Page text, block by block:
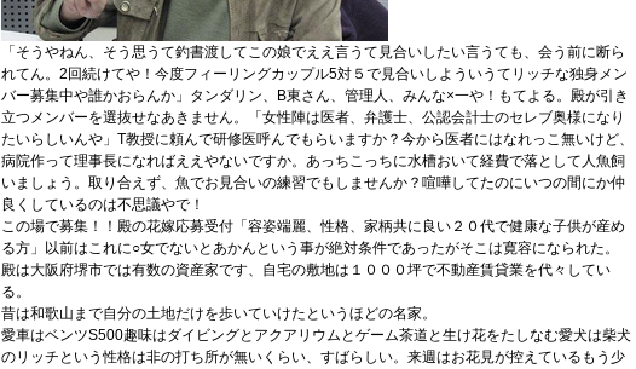
「そうやねん、そう思うて釣書渡してこの娘でええ言うて見合いしたい言うても、会う前に断ら
れてん。2回続けてや！今度フィーリングカップル5対５で見合いしよういうてリッチな独身メン
バー募集中や誰かおらんか」タンダリン、B東さん、管理人、みんな×一や！もてよる。殿が引き
立つメンバーを選抜せなあきません。「女性陣は医者、弁護士、公認会計士のセレブ奥様になり
たいらしいんや」T教授に頼んで研修医呼んでもらいますか？今から医者にはなれっこ無いけど、
病院作って理事長になればええやないですか。あっちこっちに水槽おいて経費で落として人魚飼
いましょう。取り合えず、魚でお見合いの練習でもしませんか？喧嘩してたのにいつの間にか仲
良くしているのは不思議やで！
この場で募集！！殿の花嫁応募受付「容姿端麗、性格、家柄共に良い２０代で健康な子供が産め
る方」以前はこれに○女でないとあかんという事が絶対条件であったがそこは寛容になられた。
殿は大阪府堺市では有数の資産家です、自宅の敷地は１０００坪で不動産賃貸業を代々してい
る。
昔は和歌山まで自分の土地だけを歩いていけたというほどの名家。
愛車はベンツS500趣味はダイビングとアクアリウムとゲーム茶道と生け花をたしなむ愛犬は柴犬
のリッチという性格は非の打ち所が無いくらい、すばらしい。来週はお花見が控えているもう少